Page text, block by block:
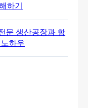
하기
문 생산공장과 함
하우